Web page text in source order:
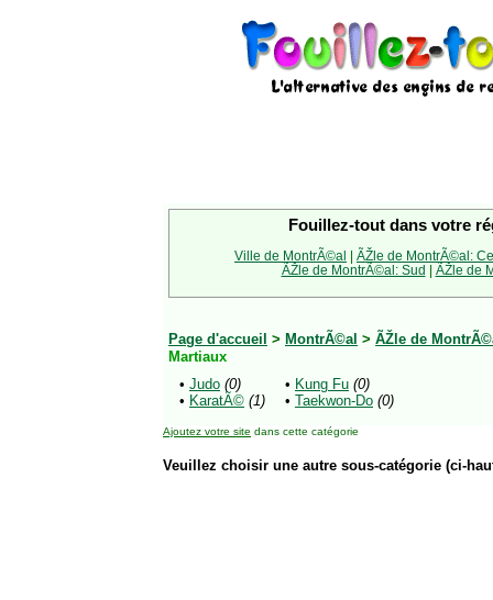
Fouillez-tout dans votre
Ville de MontrÃ©al | ÃŽle de MontrÃ©al:
ÃŽle de MontrÃ©al: Sud | ÃŽle de
Page d'accueil > MontrÃ©al > ÃŽle de
Martiaux
• Judo (0)
• KaratÃ© (1)
• Kung Fu (0)
• Taekwon-Do (0)
Ajoutez votre site dans cette catégorie
Veuillez choisir une autre sous-catégorie (ci-